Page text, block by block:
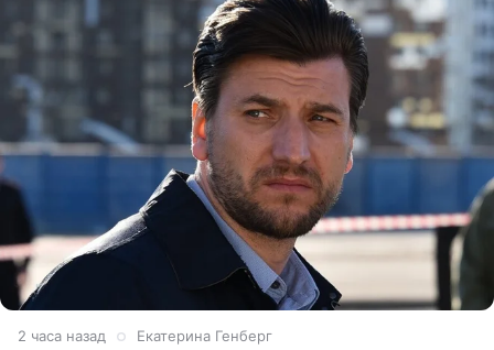
2 часа назад Екатерина Генберг